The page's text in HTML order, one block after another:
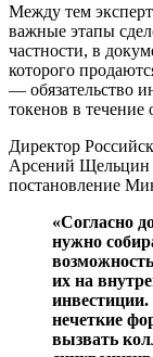
Между тем
важные этапы
частности, в
которого
— обязательство
токенов в течение
Директор
Арсений Щельцин
постановление
«Согласно
нужно
их на
нечеткие
вызвать